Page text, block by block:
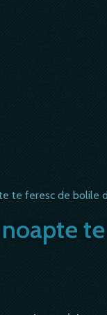
te feresc de bolile